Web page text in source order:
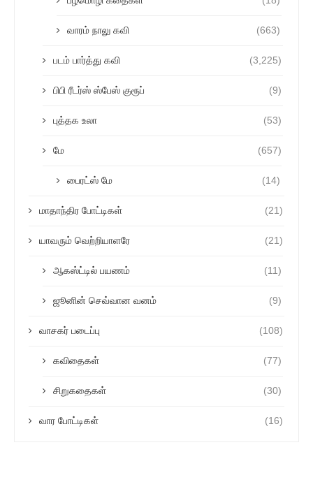
வாரம் நாலு கவி (663)
படம் பார்த்து கவி (3,225)
பிபி ரீடர்ஸ் ஸ்பேஸ் குரூப் (9)
புத்தக உலா (53)
மே (657)
பைரட்ஸ் மே (14)
மாதாந்திர போட்டிகள் (21)
யாவரும் வெற்றியாளரே (21)
ஆகஸ்ட்டில் பயணம் (11)
ஜூனின் செவ்வான வனம் (9)
வாசகர் படைப்பு (108)
கவிதைகள் (77)
சிறுகதைகள் (30)
வார போட்டிகள் (16)